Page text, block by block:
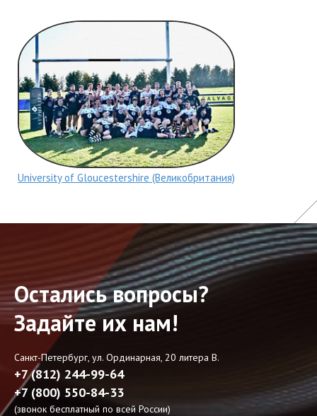
University of Gloucestershire (Великобритания)
Остались вопросы?
Задайте их нам!
Санкт-Петербург, ул. Ординарная, 20 литера В.
+7 (812) 244-99-64
+7 (800) 550-84-33
(звонок бесплатный по всей России)